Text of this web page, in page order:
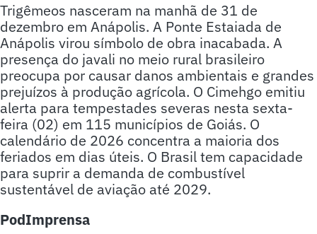
Trigêmeos nasceram na manhã de 31 de
dezembro em Anápolis. A Ponte Estaiada de
Anápolis virou símbolo de obra inacabada. A
presença do javali no meio rural brasileiro
preocupa por causar danos ambientais e grandes
prejuízos à produção agrícola. O Cimehgo emitiu
alerta para tempestades severas nesta sexta-
feira (02) em 115 municípios de Goiás. O
calendário de 2026 concentra a maioria dos
feriados em dias úteis. O Brasil tem capacidade
para suprir a demanda de combustível
sustentável de aviação até 2029.
PodImprensa